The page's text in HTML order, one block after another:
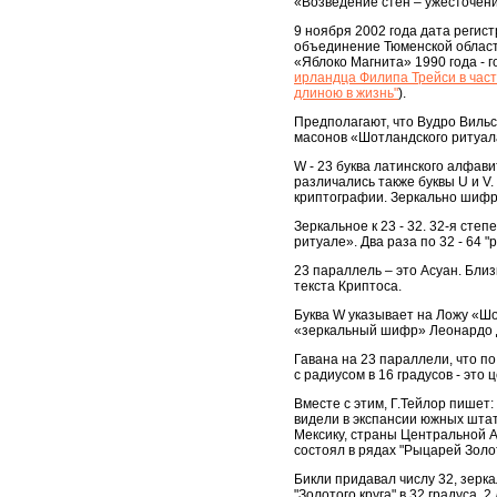
9 ноября 2002 года дата
объединение Тюменской
«Яблоко Магнита» 1990 года -
ирландца Филипа Трейси в
длиною в жизнь").
Предполагают, что Вудро
масонов «Шотландского
W - 23 буква латинского
различались также буквы U и
криптографии. Зеркально
Зеркальное к 23 - 32. 32-я
ритуале». Два раза по 32 - 64
23 параллель – это Асуан.
текста Криптоса.
Буква W указывает на Ложу
«зеркальный шифр» Леонардо
Гавана на 23 параллели, что
с радиусом в 16 градусов -
Вместе с этим, Г.Тейлор
видели в экспансии южных
Мексику, страны Центральной
состоял в рядах "Рыцарей
Бикли придавал числу 32,